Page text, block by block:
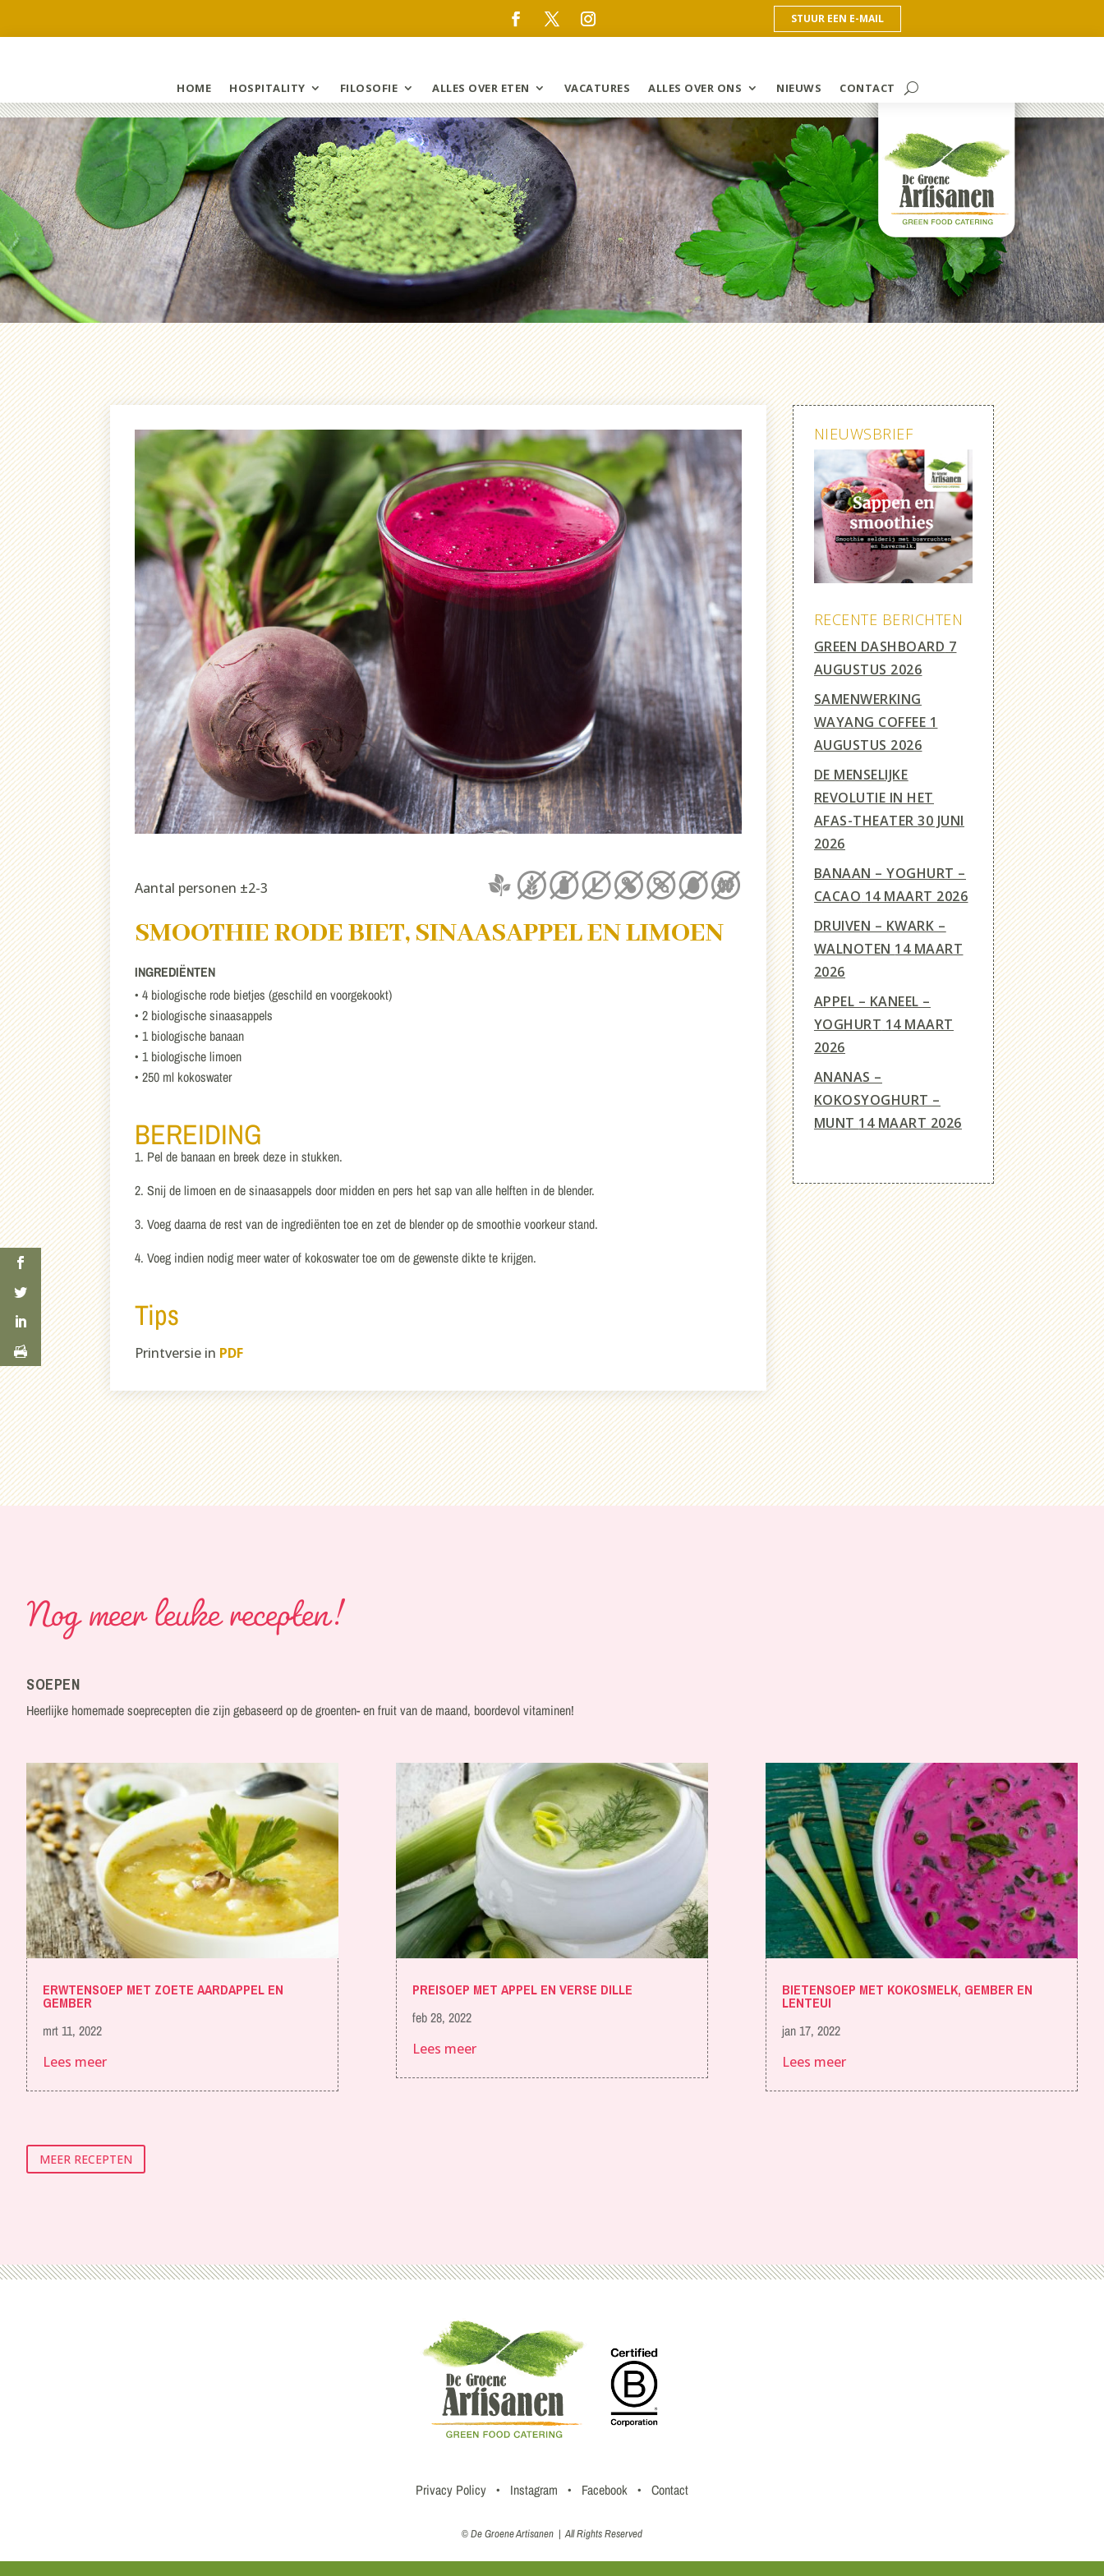
STUUR EEN E-MAIL
HOME HOSPITALITY FILOSOFIE ALLES OVER ETEN VACATURES ALLES OVER ONS NIEUWS CONTACT
Aantal personen ±2-3
SMOOTHIE RODE BIET, SINAASAPPEL EN LIMOEN
INGREDIËNTEN
• 4 biologische rode bietjes (geschild en voorgekookt)
• 2 biologische sinaasappels
• 1 biologische banaan
• 1 biologische limoen
• 250 ml kokoswater
BEREIDING
1. Pel de banaan en breek deze in stukken.
2. Snij de limoen en de sinaasappels door midden en pers het sap van alle helften in de blender.
3. Voeg daarna de rest van de ingrediënten toe en zet de blender op de smoothie voorkeur stand.
4. Voeg indien nodig meer water of kokoswater toe om de gewenste dikte te krijgen.
Tips
Printversie in PDF
NIEUWSBRIEF
RECENTE BERICHTEN
GREEN DASHBOARD 7
AUGUSTUS 2026
SAMENWERKING
WAYANG COFFEE 1
AUGUSTUS 2026
DE MENSELIJKE
REVOLUTIE IN HET
AFAS-THEATER 30 JUNI
2026
BANAAN – YOGHURT –
CACAO 14 MAART 2026
DRUIVEN – KWARK –
WALNOTEN 14 MAART
2026
APPEL – KANEEL –
YOGHURT 14 MAART
2026
ANANAS –
KOKOSYOGHURT –
MUNT 14 MAART 2026
Nog meer leuke recepten!
SOEPEN
Heerlijke homemade soeprecepten die zijn gebaseerd op de groenten- en fruit van de maand, boordevol vitaminen!
ERWTENSOEP MET ZOETE AARDAPPEL EN
GEMBER
mrt 11, 2022
Lees meer
PREISOEP MET APPEL EN VERSE DILLE
feb 28, 2022
Lees meer
BIETENSOEP MET KOKOSMELK, GEMBER EN
LENTEUI
jan 17, 2022
Lees meer
MEER RECEPTEN
Privacy Policy • Instagram • Facebook • Contact
© De Groene Artisanen | All Rights Reserved